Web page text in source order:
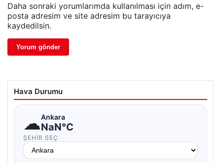
Daha sonraki yorumlarımda kullanılması için adım, e-
posta adresim ve site adresim bu tarayıcıya
kaydedilsin.
Hava Durumu
☁Ankara
NaN°C
ŞEHIR SEÇ